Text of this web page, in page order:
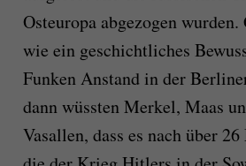
Osteuropa abgezogen wurden.
wie ein geschichtliches
Funken Anstand in der
dann wüssten Merkel, Maas
Vasallen, dass es nach über